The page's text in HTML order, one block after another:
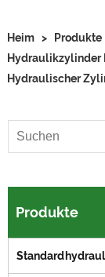
Heim > Produkte
Hydraulikzylinder
Hydraulischer
Produkte